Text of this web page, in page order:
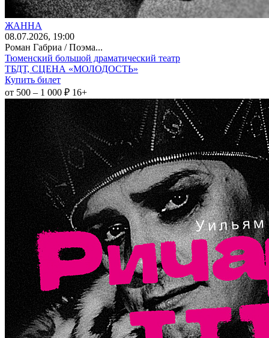
ЖАННА
08.07.2026, 19:00
Роман Габриа / Поэма...
Тюменский большой драматический театр
ТБДТ, СЦЕНА «МОЛОДОСТЬ»
Купить билет
от 500 – 1 000 ₽ 16+